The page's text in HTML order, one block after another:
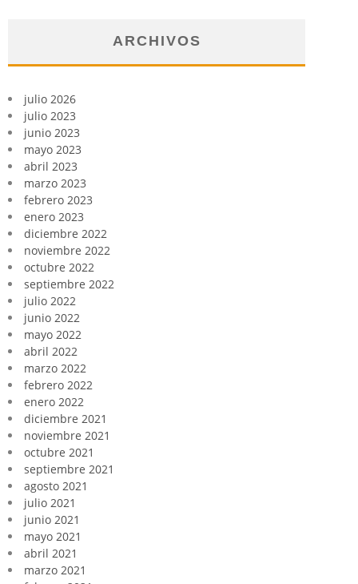
ARCHIVOS
julio 2026
julio 2023
junio 2023
mayo 2023
abril 2023
marzo 2023
febrero 2023
enero 2023
diciembre 2022
noviembre 2022
octubre 2022
septiembre 2022
julio 2022
junio 2022
mayo 2022
abril 2022
marzo 2022
febrero 2022
enero 2022
diciembre 2021
noviembre 2021
octubre 2021
septiembre 2021
agosto 2021
julio 2021
junio 2021
mayo 2021
abril 2021
marzo 2021